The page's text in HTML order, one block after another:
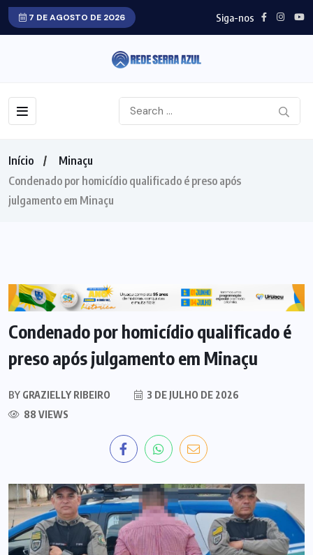
7 DE AGOSTO DE 2026 Siga-nos
Início
Minaçu
Condenado por homicídio qualificado é preso após
julgamento em Minaçu
MINAÇU NORTE GOIANO POLICIAL
Condenado por homicídio qualificado é
preso após julgamento em Minaçu
BY GRAZIELLY RIBEIRO
3 DE JULHO DE 2026
88 VIEWS